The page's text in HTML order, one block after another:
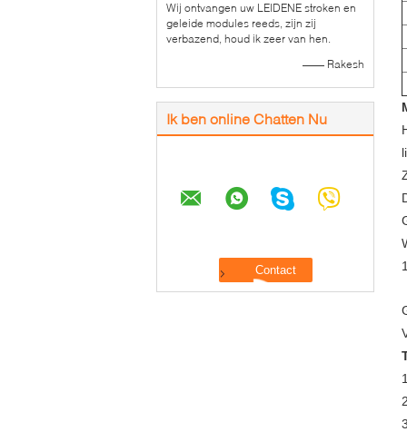
Wij ontvangen uw LEIDENE stroken en
geleide modules reeds, zijn zij
verbazend, houd ik zeer van hen.
—— Rakesh
Ik ben online Chatten Nu